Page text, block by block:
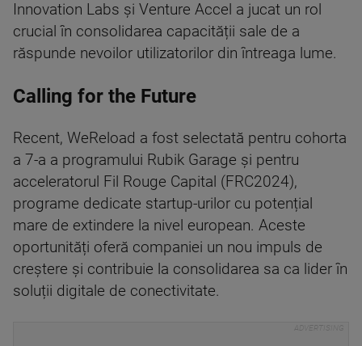
Innovation Labs și Venture Accel a jucat un rol
crucial în consolidarea capacității sale de a
răspunde nevoilor utilizatorilor din întreaga lume.
Calling for the Future
Recent, WeReload a fost selectată pentru cohorta
a 7-a a programului Rubik Garage și pentru
acceleratorul Fil Rouge Capital (FRC2024),
programe dedicate startup-urilor cu potențial
mare de extindere la nivel european. Aceste
oportunități oferă companiei un nou impuls de
creștere și contribuie la consolidarea sa ca lider în
soluții digitale de conectivitate.